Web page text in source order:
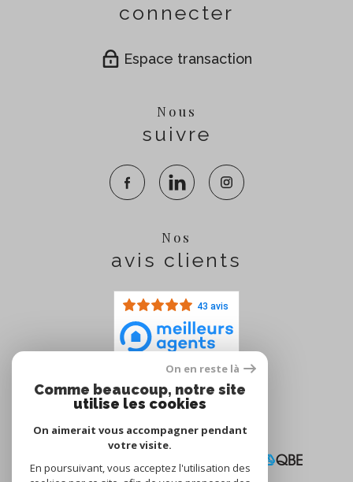
connecter
Espace transaction
Nous
suivre
Nos
avis clients
43 avis
Nous
adhérons
On en reste là
Comme beaucoup, notre site
utilise les cookies
On aimerait vous accompagner pendant
votre visite.
En poursuivant, vous acceptez l'utilisation des